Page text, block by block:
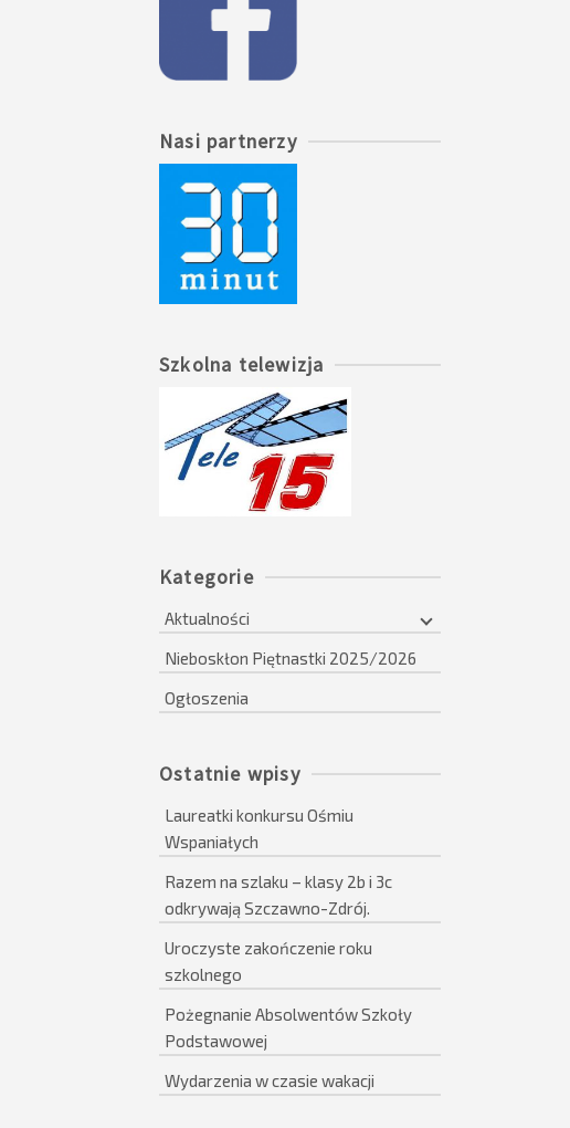
Nasi partnerzy
Szkolna telewizja
Kategorie
Aktualności
Nieboskłon Piętnastki 2025/2026
Ogłoszenia
Ostatnie wpisy
Laureatki konkursu Ośmiu
Wspaniałych
Razem na szlaku – klasy 2b i 3c
odkrywają Szczawno-Zdrój.
Uroczyste zakończenie roku
szkolnego
Pożegnanie Absolwentów Szkoły
Podstawowej
Wydarzenia w czasie wakacji